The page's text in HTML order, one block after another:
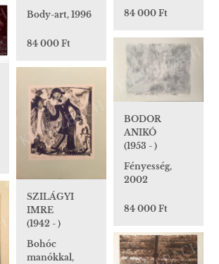
Body-art, 1996
84 000 Ft
84 000 Ft
BODOR
ANIKÓ
(1953 - )
Fényesség,
2002
84 000 Ft
SZILÁGYI
IMRE
(1942 - )
Bohóc
manókkal,